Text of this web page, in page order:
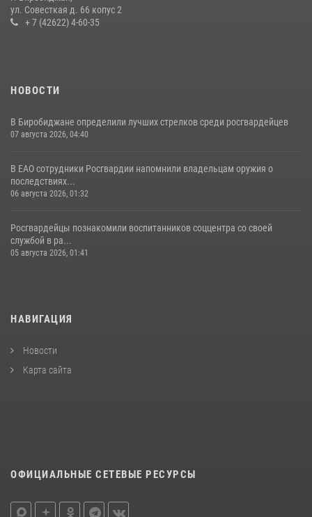
16 июля 2026, 02:01
ул. Совесткая д. 66 копус 2
+ 7 (42622) 4-60-35
НОВОСТИ
В Биробиджане определили лучших стрелков среди росгвардейцев
07 августа 2026, 04:40
В ЕАО сотрудники Росгвардии напомнили владельцам оружия о
последствиях...
06 августа 2026, 01:32
Росгвардейцы познакомили воспитанников соццентра со своей
службой в ра...
05 августа 2026, 01:41
НАВИГАЦИЯ
Новости
Карта сайта
ОФИЦИАЛЬНЫЕ СЕТЕВЫЕ РЕСУРСЫ